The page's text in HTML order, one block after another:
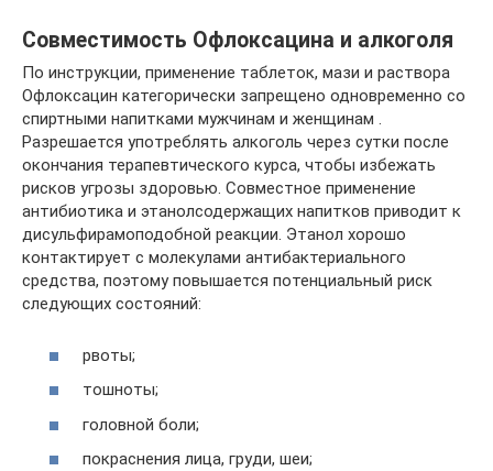
Совместимость Офлоксацина и алкоголя
По инструкции, применение таблеток, мази и раствора
Офлоксацин категорически запрещено одновременно со
спиртными напитками мужчинам и женщинам .
Разрешается употреблять алкоголь через сутки после
окончания терапевтического курса, чтобы избежать
рисков угрозы здоровью. Совместное применение
антибиотика и этанолсодержащих напитков приводит к
дисульфирамоподобной реакции. Этанол хорошо
контактирует с молекулами антибактериального
средства, поэтому повышается потенциальный риск
следующих состояний:
рвоты;
тошноты;
головной боли;
покраснения лица, груди, шеи;